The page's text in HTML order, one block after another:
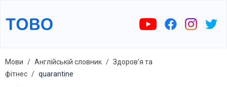
Мови Англійській словник
Здоров'я та
фітнес
quarantine